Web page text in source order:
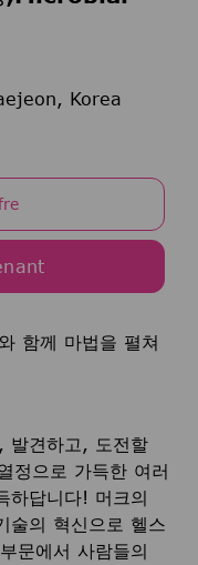
Korea
함께 마법을 펼쳐
발견하고, 도전할
정으로 가득한 여러
하답니다! 머크의
술의 혁신으로 헬스
문에서 사람들의